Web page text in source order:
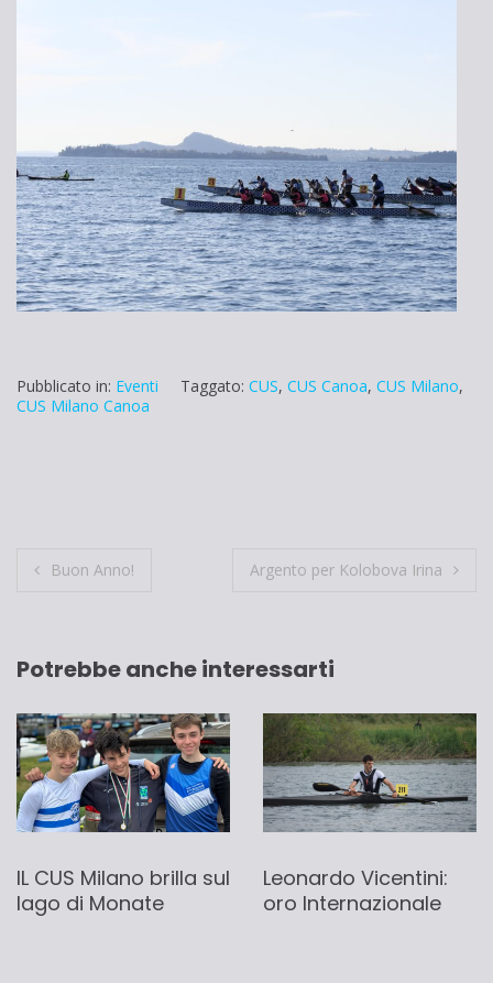
Pubblicato in: Eventi Taggato: CUS, CUS Canoa, CUS Milano,
CUS Milano Canoa
Navigazione
Buon Anno! Argento per Kolobova Irina
Potrebbe anche interessarti
IL CUS Milano brilla sul
lago di Monate
Leonardo Vicentini:
oro Internazionale